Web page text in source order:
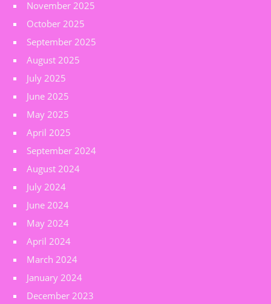
November 2025
October 2025
September 2025
August 2025
July 2025
June 2025
May 2025
April 2025
September 2024
August 2024
July 2024
June 2024
May 2024
April 2024
March 2024
January 2024
December 2023